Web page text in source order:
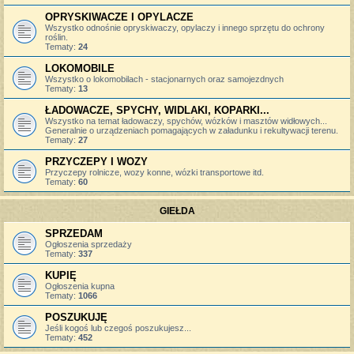
OPRYSKIWACZE I OPYLACZE
Wszystko odnośnie opryskiwaczy, opylaczy i innego sprzętu do ochrony
roślin.
Tematy: 24
LOKOMOBILE
Wszystko o lokomobilach - stacjonarnych oraz samojezdnych
Tematy: 13
ŁADOWACZE, SPYCHY, WIDLAKI, KOPARKI...
Wszystko na temat ładowaczy, spychów, wózków i masztów widłowych...
Generalnie o urządzeniach pomagających w załadunku i rekultywacji terenu.
Tematy: 27
PRZYCZEPY I WOZY
Przyczepy rolnicze, wozy konne, wózki transportowe itd.
Tematy: 60
GIEŁDA
SPRZEDAM
Ogłoszenia sprzedaży
Tematy: 337
KUPIĘ
Ogłoszenia kupna
Tematy: 1066
POSZUKUJĘ
Jeśli kogoś lub czegoś poszukujesz...
Tematy: 452